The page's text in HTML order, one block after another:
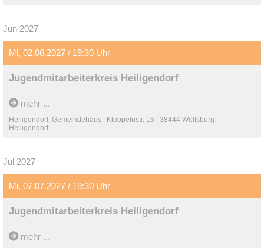
Jun 2027
Mi, 02.06.2027 / 19:30 Uhr
Jugendmitarbeiterkreis Heiligendorf
mehr ...
Heiligendorf, Gemeindehaus | Klöppelnstr. 15 | 38444 Wolfsburg-
Heiligendorf
Jul 2027
Mi, 07.07.2027 / 19:30 Uhr
Jugendmitarbeiterkreis Heiligendorf
mehr ...